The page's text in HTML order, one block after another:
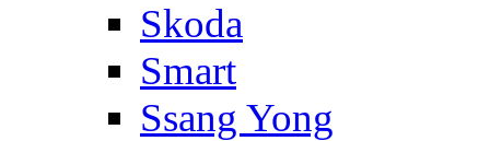
Skoda
Smart
Ssang Yong